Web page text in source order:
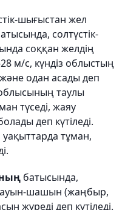
шығыстан жел
солтүстік-
соққан желдің
м/с, күндіз облыстың
одан асады деп
таулы
түседі, жаяу
деп күтіледі.
тұман,
батысында,
шашын (жаңбыр,
жүреді деп күтіледі.